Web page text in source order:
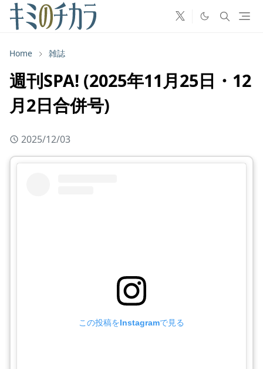
Home 雑誌
週刊SPA! (2025年11月25日・12
月2日合併号)
2025/12/03
この投稿をInstagramで見る